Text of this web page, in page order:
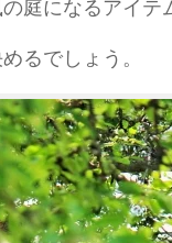
庭になるアイテ
るでしょう。